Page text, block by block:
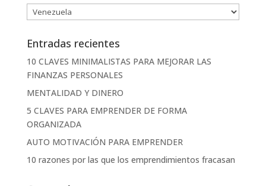
Entradas recientes
10 CLAVES MINIMALISTAS PARA MEJORAR LAS
FINANZAS PERSONALES
MENTALIDAD Y DINERO
5 CLAVES PARA EMPRENDER DE FORMA
ORGANIZADA
AUTO MOTIVACIÓN PARA EMPRENDER
10 razones por las que los emprendimientos fracasan